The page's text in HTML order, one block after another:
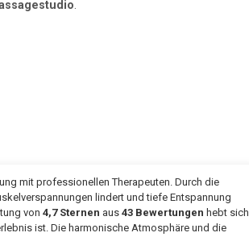
.
mit professionellen Therapeuten. Durch die
lindert und tiefe Entspannung
von 4,7 Sternen aus 43 Bewertungen hebt sich
ist. Die harmonische Atmosphäre und die